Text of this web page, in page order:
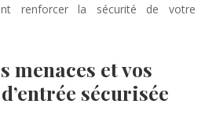
renforcer la sécurité de votre
menaces et vos
sécurisée